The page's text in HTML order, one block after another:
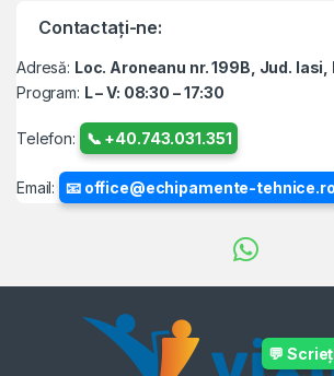
💬
Contactați-ne:
Adresă: Loc. Aroneanu nr. 199B, Jud. Iasi,
Program: L – V: 08:30 – 17:30
Telefon: 📞 +40.743.031.351
Email: 📧 office@echipamente-tehnice.ro